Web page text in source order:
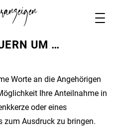
UM …
Worte an die Angehörigen
Ihre Anteilnahme in
oder eines
zum Ausdruck zu bringen.